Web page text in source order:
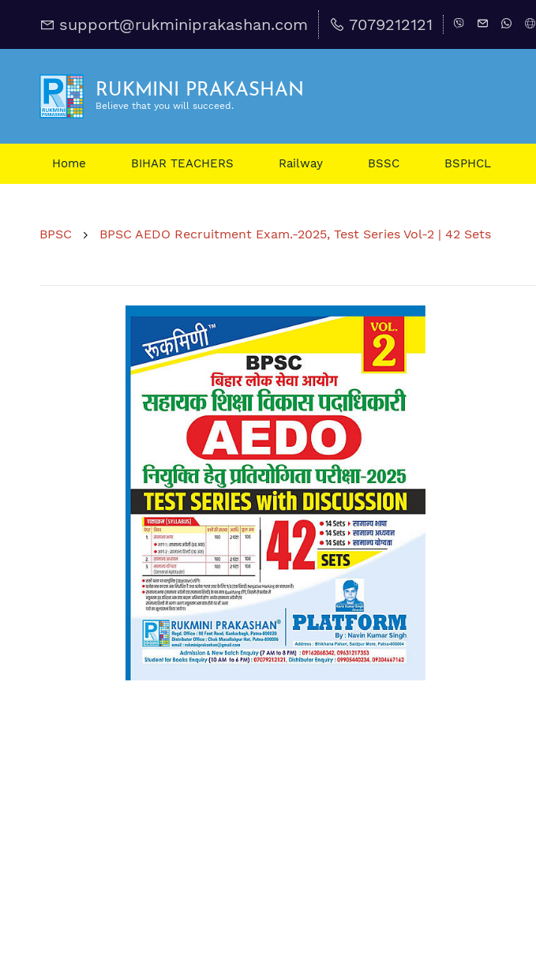
support@rukminiprakashan.com 7079212121
RUKMINI PRAKASHAN
Believe that you will succeed.
Home BIHAR TEACHERS Railway BSSC BSPHCL
BPSC BPSC AEDO Recruitment Exam.-2025, Test Series Vol-2 | 42 Sets